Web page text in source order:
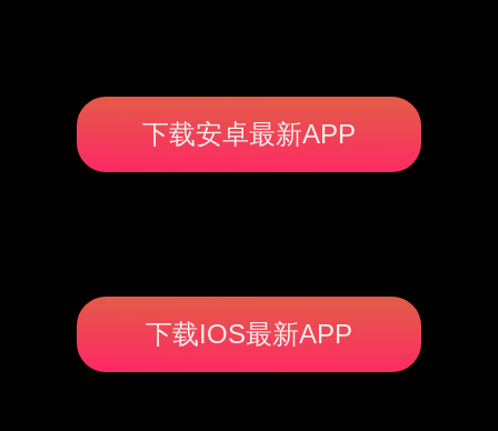
下载安卓最新APP
下载IOS最新APP